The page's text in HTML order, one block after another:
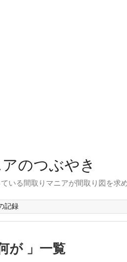
のつぶやき
いる間取りマニアが間取り図を求
記録
が 」一覧